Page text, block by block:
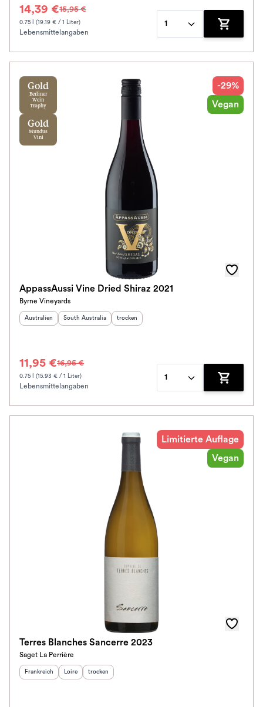
14,39 €15,95 €
0.75 l (19.19 € / 1 Liter)
Lebensmittelangaben
1
Zum
Gold
Berliner
Wein
Trophy
Gold
Mundus
Vini
-29%
Vegan
AppassAussi Vine Dried Shiraz 2021
Byrne Vineyards
Herkunftsland :
Australien Herkunftsregion
South Australia Geschmack
trocken
11,95 €16,95 €
0.75 l (15.93 € / 1 Liter)
Lebensmittelangaben
1
Zum
Limitierte Auflage
Vegan
Terres Blanches Sancerre 2023
Saget La Perrière
Herkunftsland
Frankreich Herkunftsregion:
Loire Geschmack
trocken